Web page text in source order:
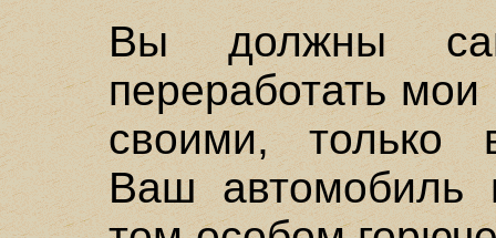
Вы должны
переработать
своими, только
Ваш автомобиль